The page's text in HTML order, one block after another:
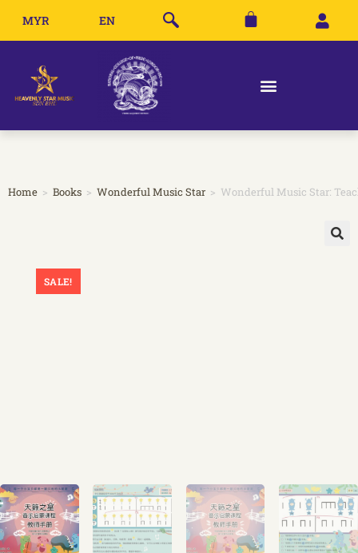
MYR EN
Home > Books > Wonderful Music Star > Wonderful Music Star:
SALE!